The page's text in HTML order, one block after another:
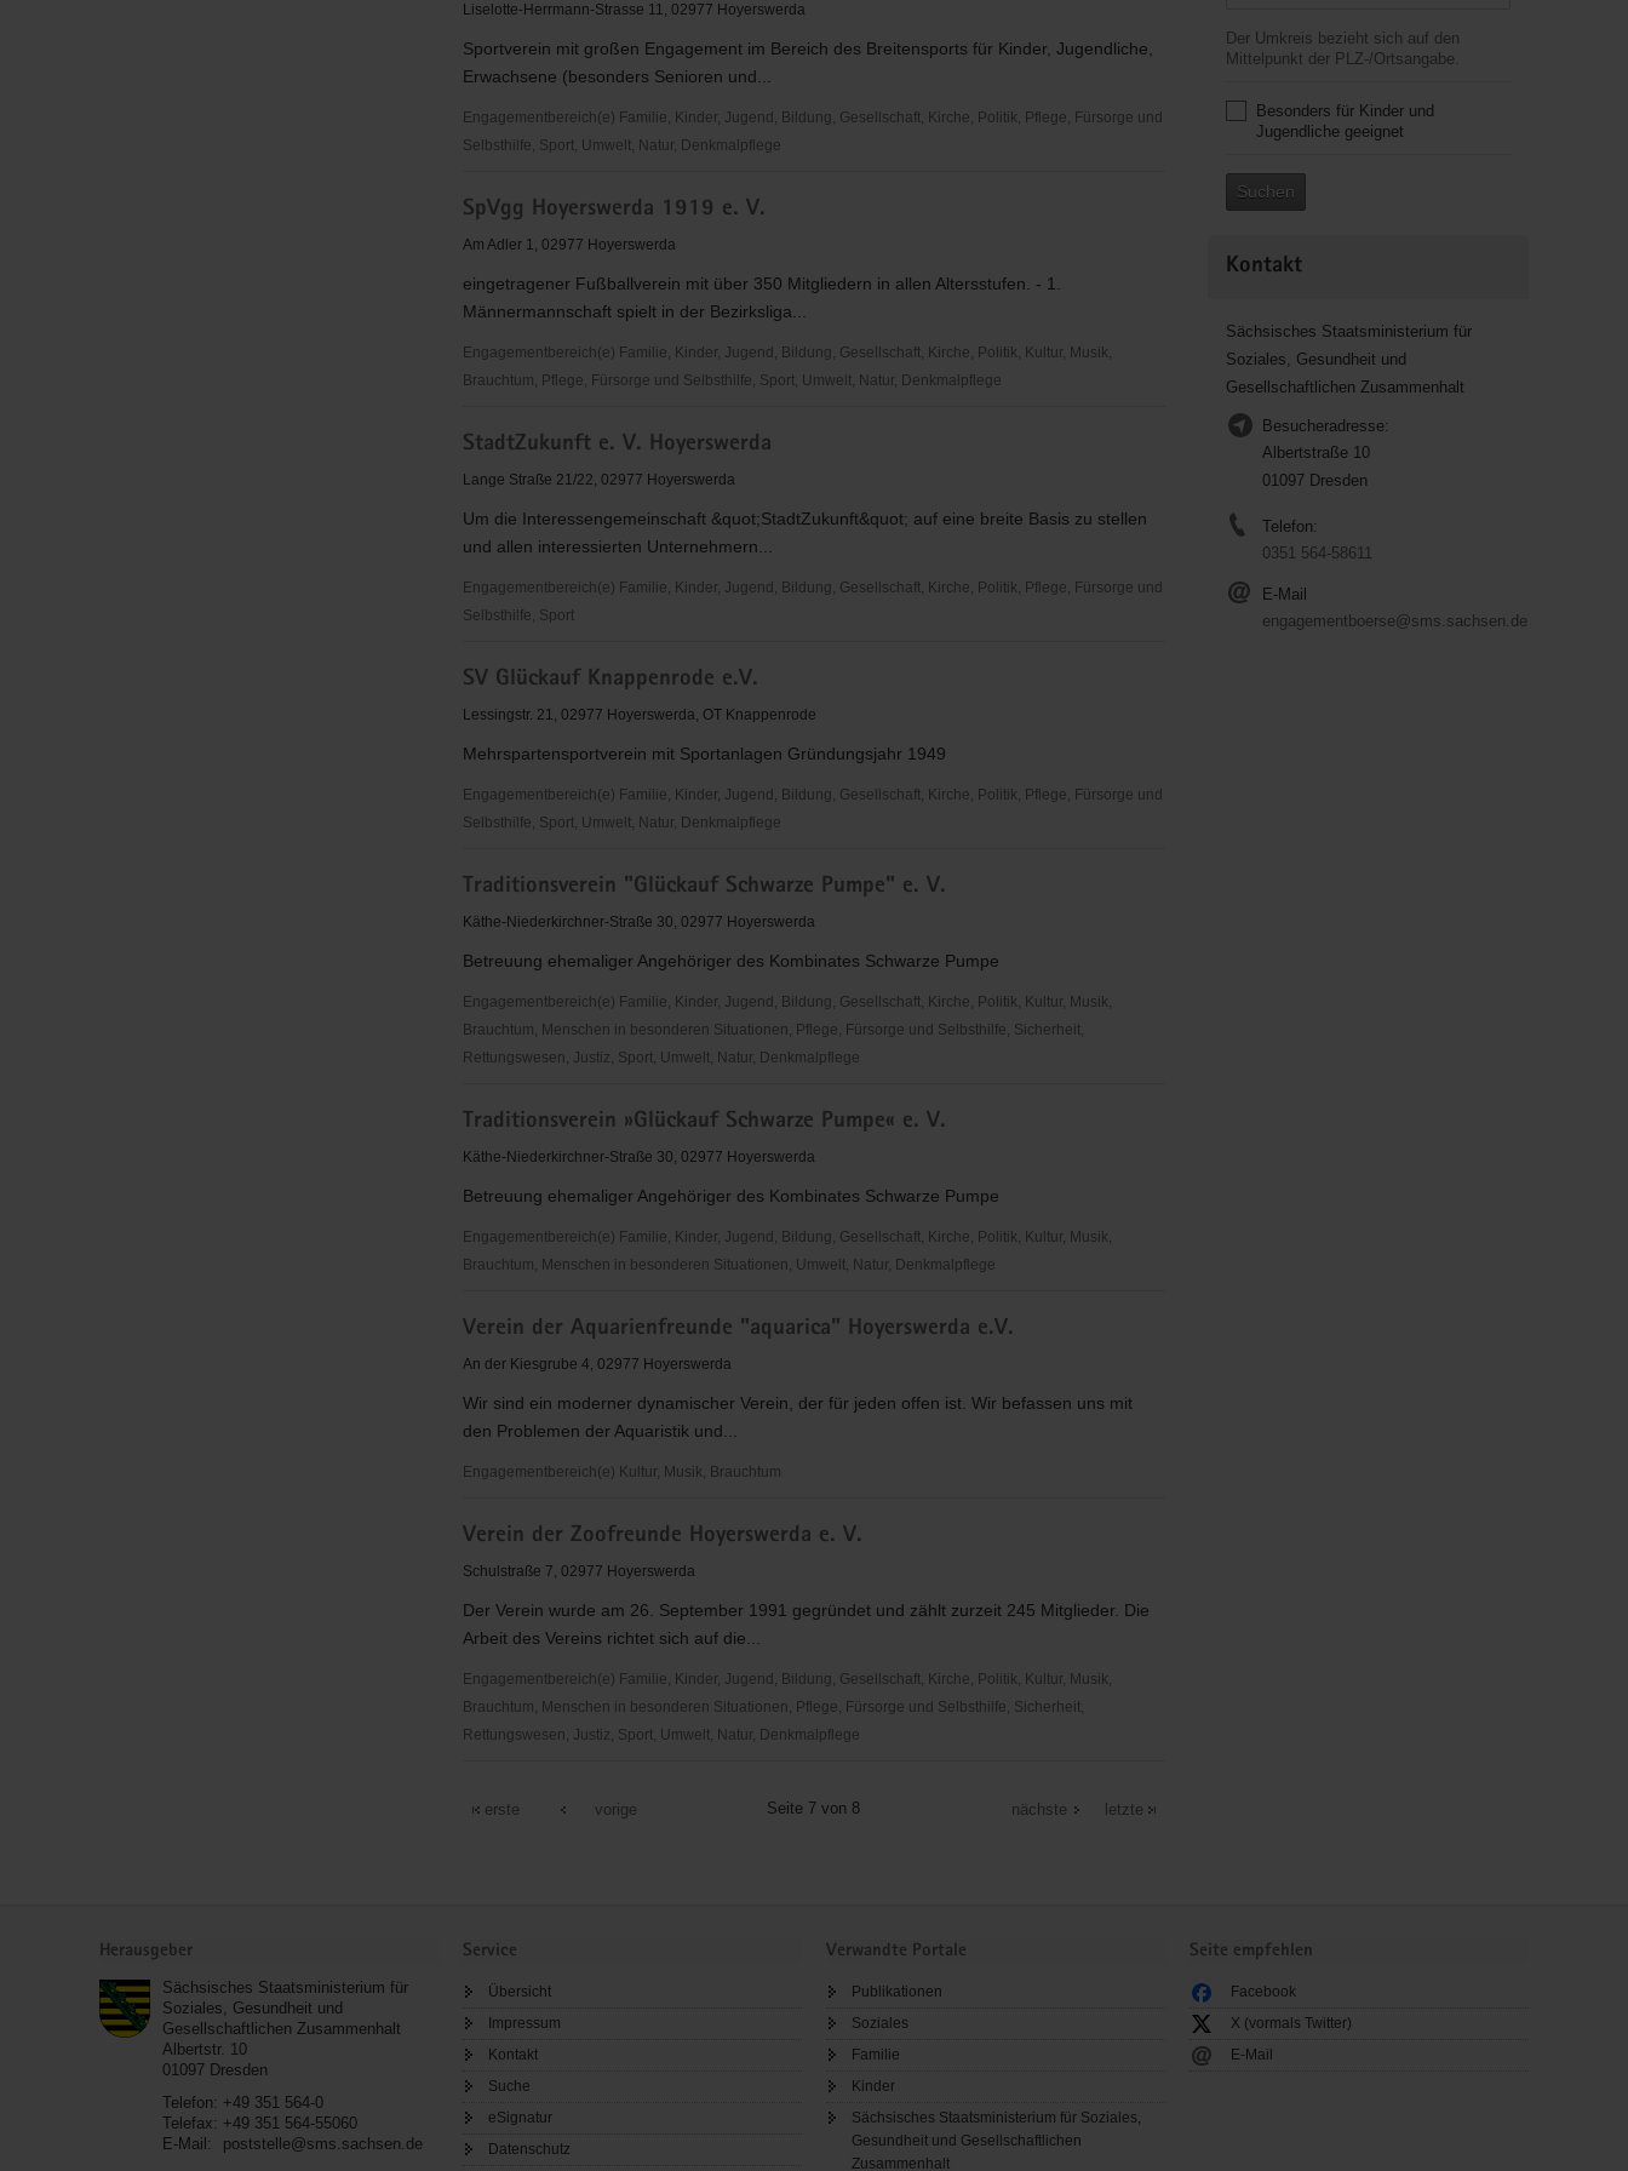
V.,
Sozialtherapheutische
Wohnstätte
Liselotte-Herrmann-Strasse 11, 02977 Hoyerswerda
Sportverein mit großen Engagement im Bereich des Breitensports für Kinder, Jugendliche,
Erwachsene (besonders Senioren und...
Engagementbereich(e) Familie, Kinder, Jugend, Bildung, Gesellschaft, Kirche, Politik, Pflege, Fürsorge und
Selbsthilfe, Sport, Umwelt, Natur, Denkmalpflege
Hoyerswerda
e.V.
SpVgg Hoyerswerda 1919 e. V.
Am Adler 1, 02977 Hoyerswerda
eingetragener Fußballverein mit über 350 Mitgliedern in allen Altersstufen. - 1.
Männermannschaft spielt in der Bezirksliga...
Engagementbereich(e) Familie, Kinder, Jugend, Bildung, Gesellschaft, Kirche, Politik, Kultur, Musik,
Brauchtum, Pflege, Fürsorge und Selbsthilfe, Sport, Umwelt, Natur, Denkmalpflege
Hoyerswerda
1919
V.
StadtZukunft e. V. Hoyerswerda
Lange Straße 21/22, 02977 Hoyerswerda
Um die Interessengemeinschaft &quot;StadtZukunft&quot; auf eine breite Basis zu stellen
und allen interessierten Unternehmern...
Engagementbereich(e) Familie, Kinder, Jugend, Bildung, Gesellschaft, Kirche, Politik, Pflege, Fürsorge und
Selbsthilfe, Sport
e.
V.
SV Glückauf Knappenrode e.V.
Lessingstr. 21, 02977 Hoyerswerda, OT Knappenrode
Mehrspartensportverein mit Sportanlagen Gründungsjahr 1949
Engagementbereich(e) Familie, Kinder, Jugend, Bildung, Gesellschaft, Kirche, Politik, Pflege, Fürsorge und
Selbsthilfe, Sport, Umwelt, Natur, Denkmalpflege
Glückauf
Knappenrode
Traditionsverein "Glückauf Schwarze Pumpe" e. V.
Käthe-Niederkirchner-Straße 30, 02977 Hoyerswerda
Betreuung ehemaliger Angehöriger des Kombinates Schwarze Pumpe
Engagementbereich(e) Familie, Kinder, Jugend, Bildung, Gesellschaft, Kirche, Politik, Kultur, Musik,
Brauchtum, Menschen in besonderen Situationen, Pflege, Fürsorge und Selbsthilfe, Sicherheit,
Rettungswesen, Justiz, Sport, Umwelt, Natur, Denkmalpflege
"Glückauf
Schwarze
e.
V.
Traditionsverein »Glückauf Schwarze Pumpe« e. V.
Käthe-Niederkirchner-Straße 30, 02977 Hoyerswerda
Betreuung ehemaliger Angehöriger des Kombinates Schwarze Pumpe
Engagementbereich(e) Familie, Kinder, Jugend, Bildung, Gesellschaft, Kirche, Politik, Kultur, Musik,
Brauchtum, Menschen in besonderen Situationen, Umwelt, Natur, Denkmalpflege
»Glückauf
Schwarze
e.
V.
Verein der Aquarienfreunde "aquarica" Hoyerswerda e.V.
An der Kiesgrube 4, 02977 Hoyerswerda
Wir sind ein moderner dynamischer Verein, der für jeden offen ist. Wir befassen uns mit
den Problemen der Aquaristik und...
Engagementbereich(e) Kultur, Musik, Brauchtum
der
Aquarienfreunde
Hoyerswerda
e.V.
Verein der Zoofreunde Hoyerswerda e. V.
Schulstraße 7, 02977 Hoyerswerda
Der Verein wurde am 26. September 1991 gegründet und zählt zurzeit 245 Mitglieder. Die
Arbeit des Vereins richtet sich auf die...
Engagementbereich(e) Familie, Kinder, Jugend, Bildung, Gesellschaft, Kirche, Politik, Kultur, Musik,
Brauchtum, Menschen in besonderen Situationen, Pflege, Fürsorge und Selbsthilfe, Sicherheit,
Rettungswesen, Justiz, Sport, Umwelt, Natur, Denkmalpflege
erste vorige Seite 7 von 8 nächste letzte
Der Umkreis bezieht sich auf den
Mittelpunkt der PLZ-/Ortsangabe.
Besonders für Kinder und
Jugendliche geeignet
Suchen
Kontakt
Sächsisches Staatsministerium für
Soziales, Gesundheit und
Gesellschaftlichen Zusammenhalt
Besucheradresse:
Albertstraße 10
01097 Dresden
Telefon:
0351 564-58611
E-Mail
engagementboerse@sms.sachsen.de
Herausgeber
Sächsisches Staatsministerium für
Soziales, Gesundheit und
Gesellschaftlichen Zusammenhalt
Albertstr. 10
01097 Dresden
Telefon: +49 351 564-0
Telefax: +49 351 564-55060
E-Mail:
poststelle@sms.sachsen.de
Service
Übersicht
Impressum
Kontakt
Suche
eSignatur
Datenschutz
Verwandte Portale
Publikationen
Soziales
Familie
Kinder
Sächsisches Staatsministerium für Soziales,
Gesundheit und Gesellschaftlichen
Zusammenhalt
Seite empfehlen
Facebook
X (vormals Twitter)
E-Mail